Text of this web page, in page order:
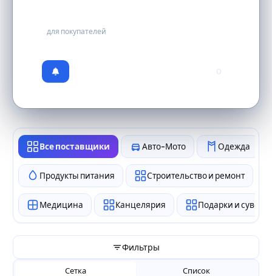
для покупателей
0
Все поставщики Авто-Мото Одежда
Продукты питания Строительство и ремонт
Медицина Канцелярия Подарки и
Фильтры
Сетка Список